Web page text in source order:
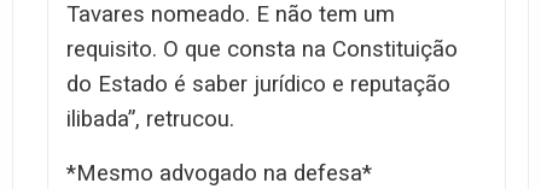
Tavares nomeado. E não tem um
requisito. O que consta na Constituição
do Estado é saber jurídico e reputação
ilibada”, retrucou.
*Mesmo advogado na defesa*